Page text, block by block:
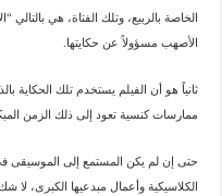
الخاصة بالربيع، وتلك الفتاة، هي
الأصهب مسؤولاً عن حكايتها.
ثانياً هو أن الفيلم يستخدم تلك
ممارسات كنسية تعود إلى ذلك الزمن
حتى إن لم يكن المستمع إلى الموسيقى
الكلاسيكية وأعمال مبدعيها الكبرى،